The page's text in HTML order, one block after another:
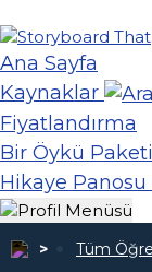
Ana Sayfa
Kaynaklar
Fiyatlandırma
Bir Öykü
Hikaye
Tüm